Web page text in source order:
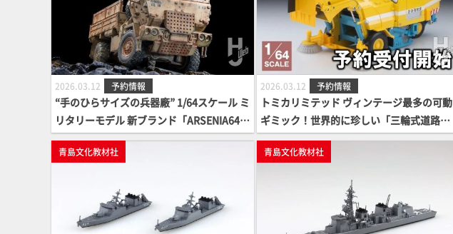
2026.03.12 予約情報
“手のひらサイズの兵器廠” 1/64スケール ミ
リタリーモデル 新ブランド「ARSENIA64
(アーセニア・シックス・フォー)」に新製
品登場！
2026.03.12 予約情報
トミカリミテッド ヴィンテージ最多の可動
ギミック！世界的に珍しい「三輪式道路清
掃車」をミニカーで商品化「東急 SW2Z2
道路清掃車」予約開始！
青島文化教材社 青島文化教材社